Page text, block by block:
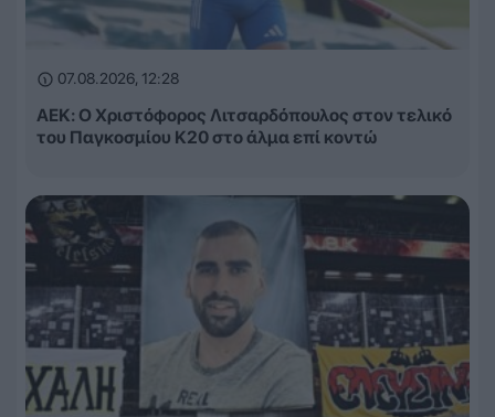
07.08.2026, 12:28
ΑΕΚ: Ο Χριστόφορος Λιτσαρδόπουλος στον τελικό
του Παγκοσμίου Κ20 στο άλμα επί κοντώ